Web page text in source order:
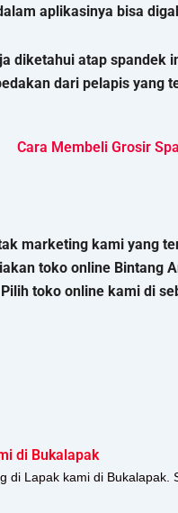
aplikasinya bisa
diketahui atap
dari pelapis yang
Cara Membeli Grosir
marketing kami yang
toko online Bintang
toko online kami di
di Bukalapak
di Lapak kami di Bukalapak.